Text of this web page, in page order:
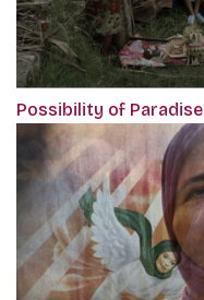
Possibility of Paradise